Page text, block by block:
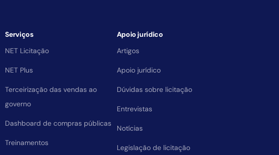
Serviços
NET Licitação
NET Plus
Terceirização das vendas ao
governo
Dashboard de compras públicas
Treinamentos
Apoio jurídico
Artigos
Apoio jurídico
Dúvidas sobre licitação
Entrevistas
Notícias
Legislação de licitação